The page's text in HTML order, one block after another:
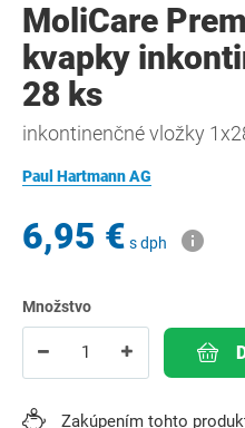
MoliCare
kvapky
28 ks
inkontinenčné vložky
Paul Hartmann AG
6,95 € s dph
Množstvo
Zakúpením tohto